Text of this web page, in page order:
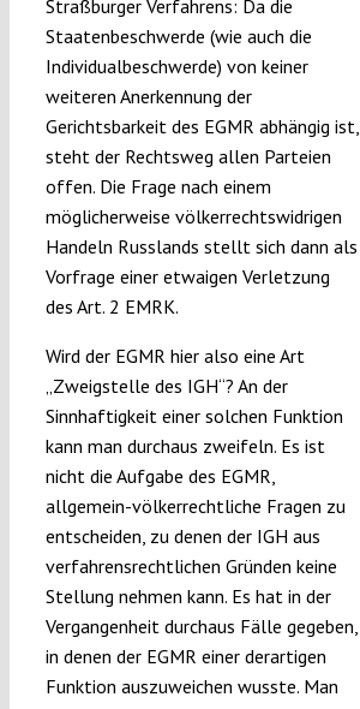
Straßburger Verfahrens: Da die
Staatenbeschwerde (wie auch die
Individualbeschwerde) von keiner
weiteren Anerkennung der
Gerichtsbarkeit des EGMR abhängig ist,
steht der Rechtsweg allen Parteien
offen. Die Frage nach einem
möglicherweise völkerrechtswidrigen
Handeln Russlands stellt sich dann als
Vorfrage einer etwaigen Verletzung
des Art. 2 EMRK.
Wird der EGMR hier also eine Art
„Zweigstelle des IGH“? An der
Sinnhaftigkeit einer solchen Funktion
kann man durchaus zweifeln. Es ist
nicht die Aufgabe des EGMR,
allgemein-völkerrechtliche Fragen zu
entscheiden, zu denen der IGH aus
verfahrensrechtlichen Gründen keine
Stellung nehmen kann. Es hat in der
Vergangenheit durchaus Fälle gegeben,
in denen der EGMR einer derartigen
Funktion auszuweichen wusste. Man